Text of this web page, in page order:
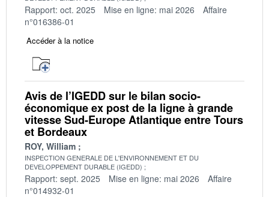
Rapport: oct. 2025 Mise en ligne: mai 2026
Affaire
n°016386-01
Accéder à la notice
Avis de l’IGEDD sur le bilan socio-
économique ex post de la ligne à grande
vitesse Sud-Europe Atlantique entre Tours
et Bordeaux
ROY, William
INSPECTION GENERALE DE L'ENVIRONNEMENT ET DU
DEVELOPPEMENT DURABLE (IGEDD)
Rapport: sept. 2025 Mise en ligne: mai 2026
Affaire
n°014932-01